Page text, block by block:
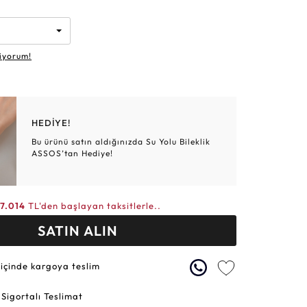
Elmas Bilezikler
Altın Tesbihler
Altın Hasır Setler
Violet
HEDİYE!
Bu ürünü satın aldığınızda Su Yolu Bileklik
ASSOS’tan Hediye!
TL'den başlayan taksitlerle..
SATIN ALIN
kargoya teslim
Teslimat